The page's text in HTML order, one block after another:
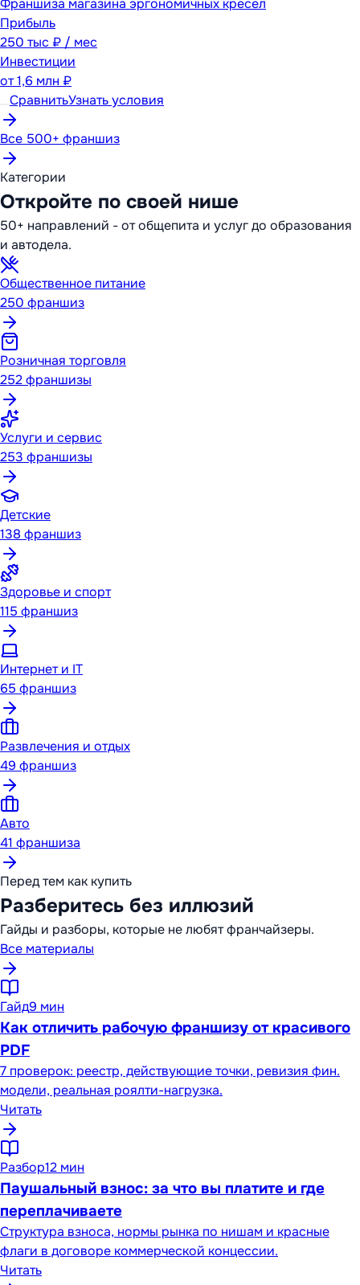
Франшиза магазина эргономичных кресел
Прибыль
250 тыс ₽ / мес
Инвестиции
от1,6 млн ₽
СравнитьУзнать условия
Все 500+ франшиз
Категории
Откройте по своей нише
50+ направлений - от общепита и услуг до образования
и автодела.
Общественное питание
250 франшиз
Розничная торговля
252франшизы
Услуги и сервис
253 франшизы
Детские
138 франшиз
Здоровье и спорт
115 франшиз
Интернет и IT
65 франшиз
Развлечения и отдых
49 франшиз
Авто
41 франшиза
Перед тем как купить
Разберитесь без иллюзий
Гайды и разборы, которые не любят франчайзеры.
Все материалы
Гайд9 мин
Как отличить рабочую франшизу от красивого
PDF
7 проверок: реестр, действующие точки, ревизия фин.
модели, реальная роялти-нагрузка.
Читать
Разбор12 мин
Паушальный взнос: за что вы платите и где
переплачиваете
Структура взноса, нормы рынка по нишам и красные
флаги в договоре коммерческой концессии.
Читать